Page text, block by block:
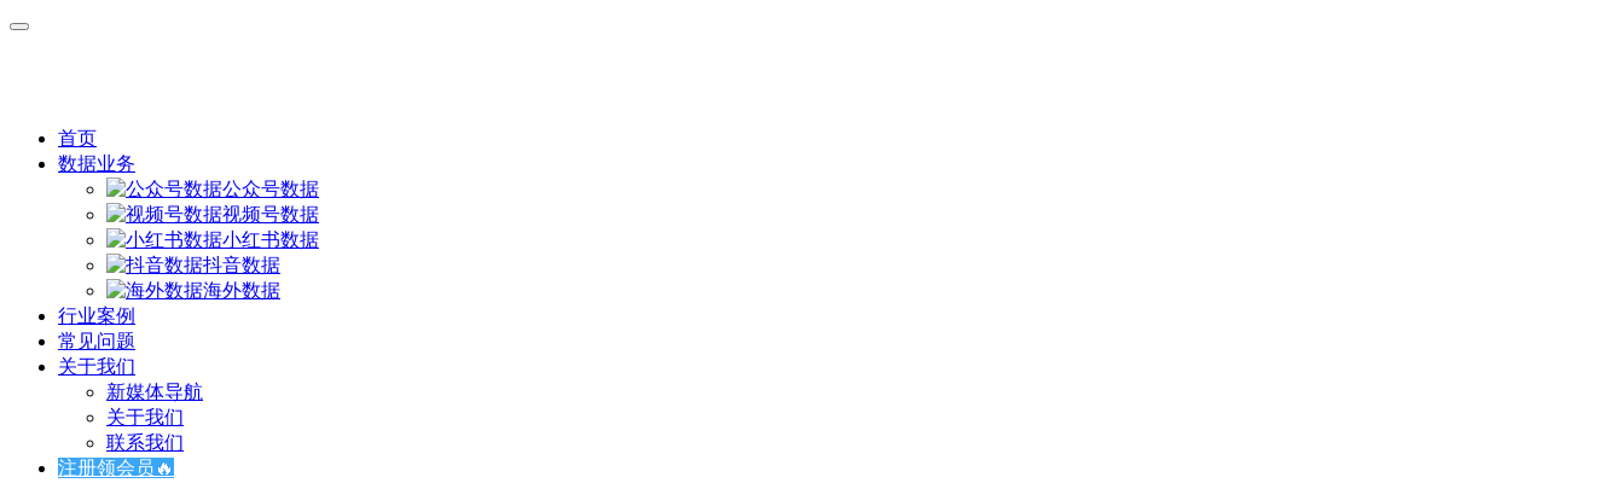
首页
数据业务
公众号数据
视频号数据
小红书数据
抖音数据
海外数据
行业案例
常见问题
关于我们
新媒体导航
关于我们
联系我们
注册领会员🔥